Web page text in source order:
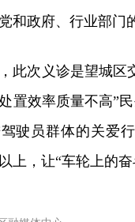
和政府、行业部门
此次义诊是望城区
置效率质量不高”
驶员群体的关爱
上，让“车轮上的